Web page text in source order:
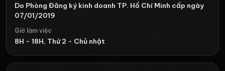
Do Phòng Đăng ký kinh doanh TP. Hồ Chí Minh cấp ngày
07/01/2019
Giờ làm việc
8H - 18H, Thứ 2 - Chủ nhật